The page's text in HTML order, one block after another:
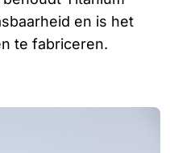
en is het
te fabriceren.